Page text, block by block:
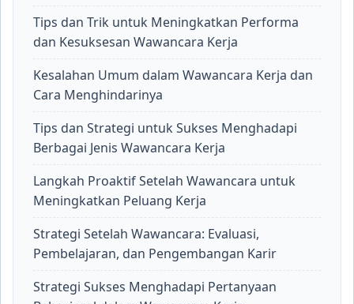
Tips dan Trik untuk Meningkatkan Performa
dan Kesuksesan Wawancara Kerja
Kesalahan Umum dalam Wawancara Kerja dan
Cara Menghindarinya
Tips dan Strategi untuk Sukses Menghadapi
Berbagai Jenis Wawancara Kerja
Langkah Proaktif Setelah Wawancara untuk
Meningkatkan Peluang Kerja
Strategi Setelah Wawancara: Evaluasi,
Pembelajaran, dan Pengembangan Karir
Strategi Sukses Menghadapi Pertanyaan